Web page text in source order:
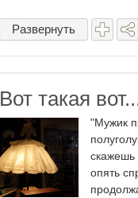
Развернуть
Вот такая
"Мужик
скажешь
опять